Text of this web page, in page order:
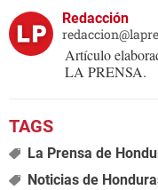
Redacción
Artículo
LA PRENSA.
La Prensa de
Noticias de